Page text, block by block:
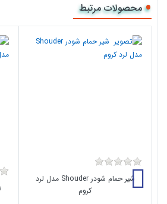
محصولات مرتبط
شیر حمام شودر Shouder مدل لرد
کروم